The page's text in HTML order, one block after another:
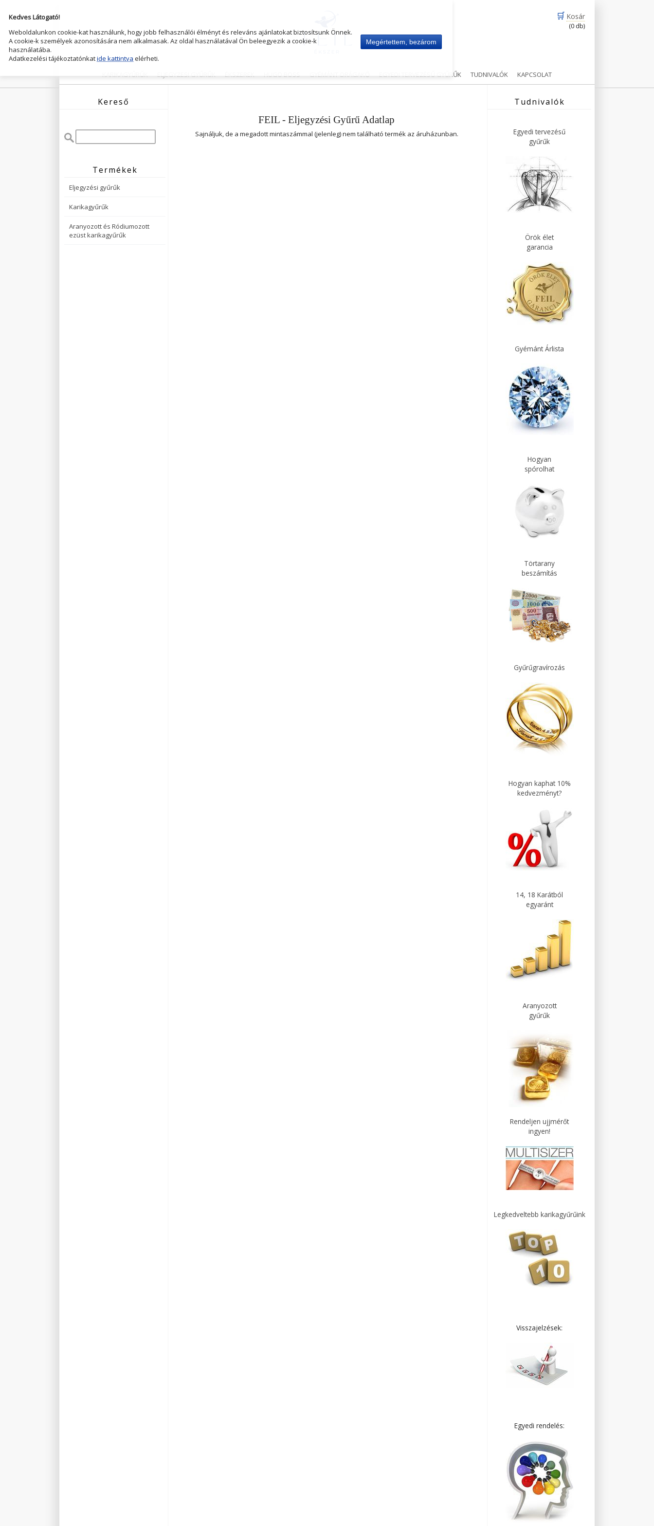
🛒 Kosár
(0 db)
KARIKAGYŰRŰK ELJEGYZESI GYŰRŰK ÉKSZEREK HUGO BOSS GYÉMÁNT-DRÁGAKŐ EGYEDI TERVEZÉSŰ GYŰRŰK TUDNIVALÓK KAPCSOLAT
Kereső
Termékek
Eljegyzési gyűrűk
Karikagyűrűk
Aranyozott és Ródiumozott
ezüst karikagyűrűk
FEIL - Eljegyzési Gyűrű Adatlap
Sajnáljuk, de a megadott mintaszámmal (jelenleg) nem található termék az áruházunban.
Tudnivalók
Egyedi tervezésű
gyűrűk
Örök élet
garancia
Gyémánt Árlista
Hogyan
spórolhat
Törtarany
beszámítás
Gyűrűgravírozás
Hogyan kaphat 10%
kedvezményt?
14, 18 Karátból
egyaránt
Aranyozott
gyűrűk
Rendeljen ujjmérőt
ingyen!
Legkedveltebb karikagyűrűink
Visszajelzések:
Egyedi rendelés:
Kedves Látogató!
Weboldalunkon cookie-kat használunk, hogy jobb felhasználói élményt és releváns ajánlatokat biztosítsunk Önnek.
A cookie-k személyek azonosítására nem alkalmasak. Az oldal használatával Ön beleegyezik a cookie-k
használatába.
Adatkezelési tájékoztatónkatide kattintva elérheti.
Megértettem, bezárom